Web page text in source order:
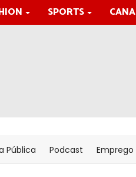
SPORTS
Pública Podcast Emprego